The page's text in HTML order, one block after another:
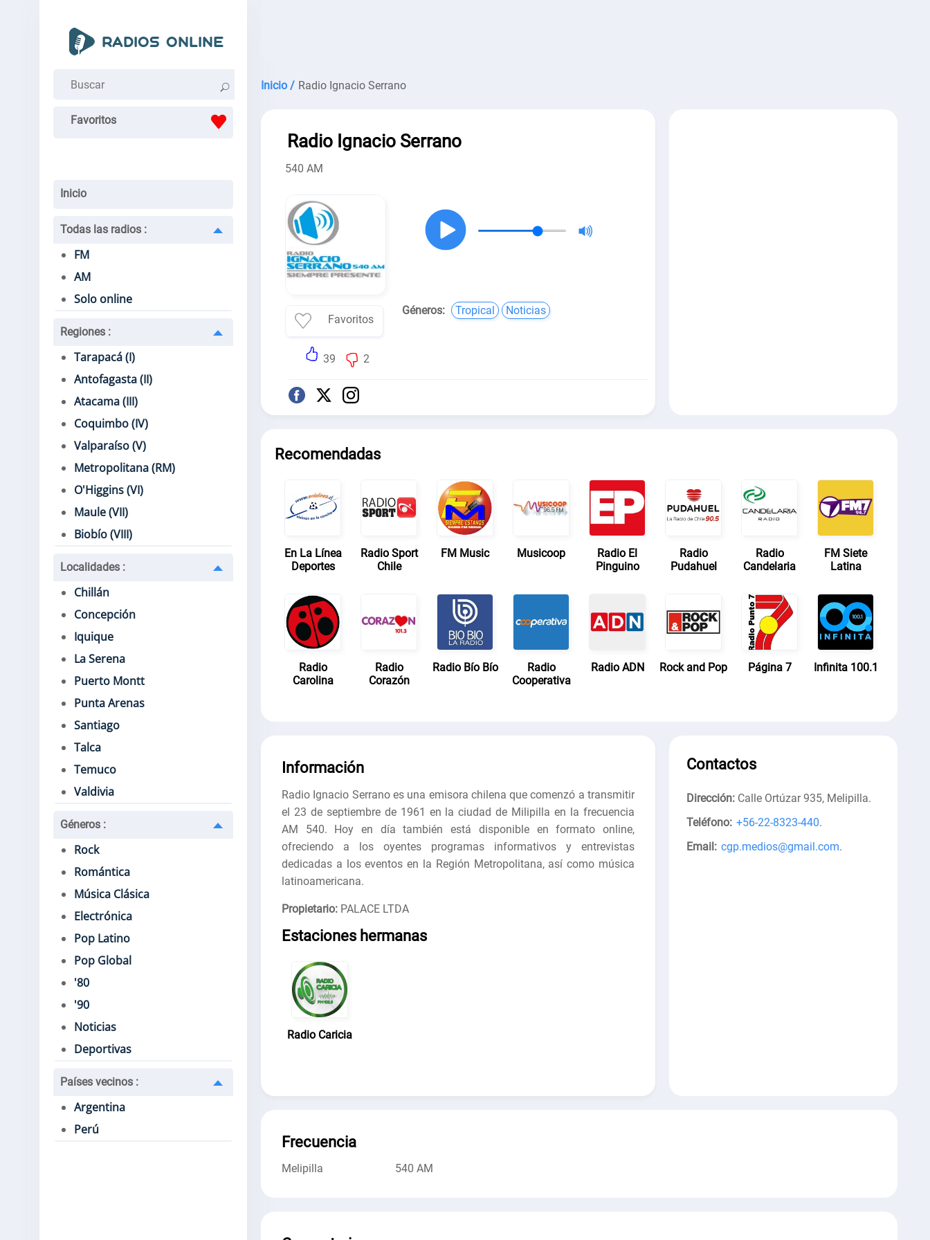
Favoritos
Inicio
Todas las radios :
FM
AM
Solo online
Regiones :
Tarapacá (I)
Antofagasta (II)
Atacama (III)
Coquimbo (IV)
Valparaíso (V)
Metropolitana (RM)
O'Higgins (VI)
Maule (VII)
Biobío (VIII)
Localidades :
Chillán
Concepción
Iquique
La Serena
Puerto Montt
Punta Arenas
Santiago
Talca
Temuco
Valdivia
Géneros :
Rock
Romántica
Música Clásica
Electrónica
Pop Latino
Pop Global
'80
'90
Noticias
Deportivas
Países vecinos :
Argentina
Perú
Inicio / Radio Ignacio Serrano
Radio Ignacio Serrano
540 AM
Favoritos
39 2
Géneros: Tropical Noticias
Recomendadas
En La Línea
Deportes
Radio Sport
Chile
FM Music Musicoop
Radio El
Pinguino
Radio
Pudahuel
Radio
Candelaria
FM Siete
Latina
Radio
Carolina
Radio
Corazón
Radio Bío Bío
Radio
Cooperativa
Radio ADN Rock and Pop Página 7 Infinita 100.1
Información
Radio Ignacio Serrano es una emisora chilena que comenzó a transmitir
el 23 de septiembre de 1961 en la ciudad de Milipilla en la frecuencia
AM 540. Hoy en día también está disponible en formato online,
ofreciendo a los oyentes programas informativos y entrevistas
dedicadas a los eventos en la Región Metropolitana, así como música
latinoamericana.
Propietario: PALACE LTDA
Estaciones hermanas
Radio Caricia
Contactos
Dirección: Calle Ortúzar 935, Melipilla.
Teléfono: +56-22-8323-440.
Email: cgp.medios@gmail.com.
Frecuencia
Melipilla 540 AM